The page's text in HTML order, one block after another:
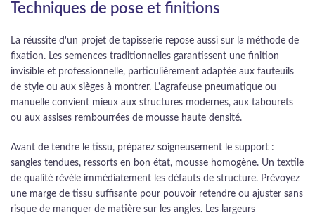
Techniques de pose et finitions
La réussite d'un projet de tapisserie repose aussi sur la méthode de
fixation. Les semences traditionnelles garantissent une finition
invisible et professionnelle, particulièrement adaptée aux fauteuils
de style ou aux sièges à montrer. L'agrafeuse pneumatique ou
manuelle convient mieux aux structures modernes, aux tabourets
ou aux assises rembourrées de mousse haute densité.
Avant de tendre le tissu, préparez soigneusement le support :
sangles tendues, ressorts en bon état, mousse homogène. Un textile
de qualité révèle immédiatement les défauts de structure. Prévoyez
une marge de tissu suffisante pour pouvoir retendre ou ajuster sans
risque de manquer de matière sur les angles. Les largeurs